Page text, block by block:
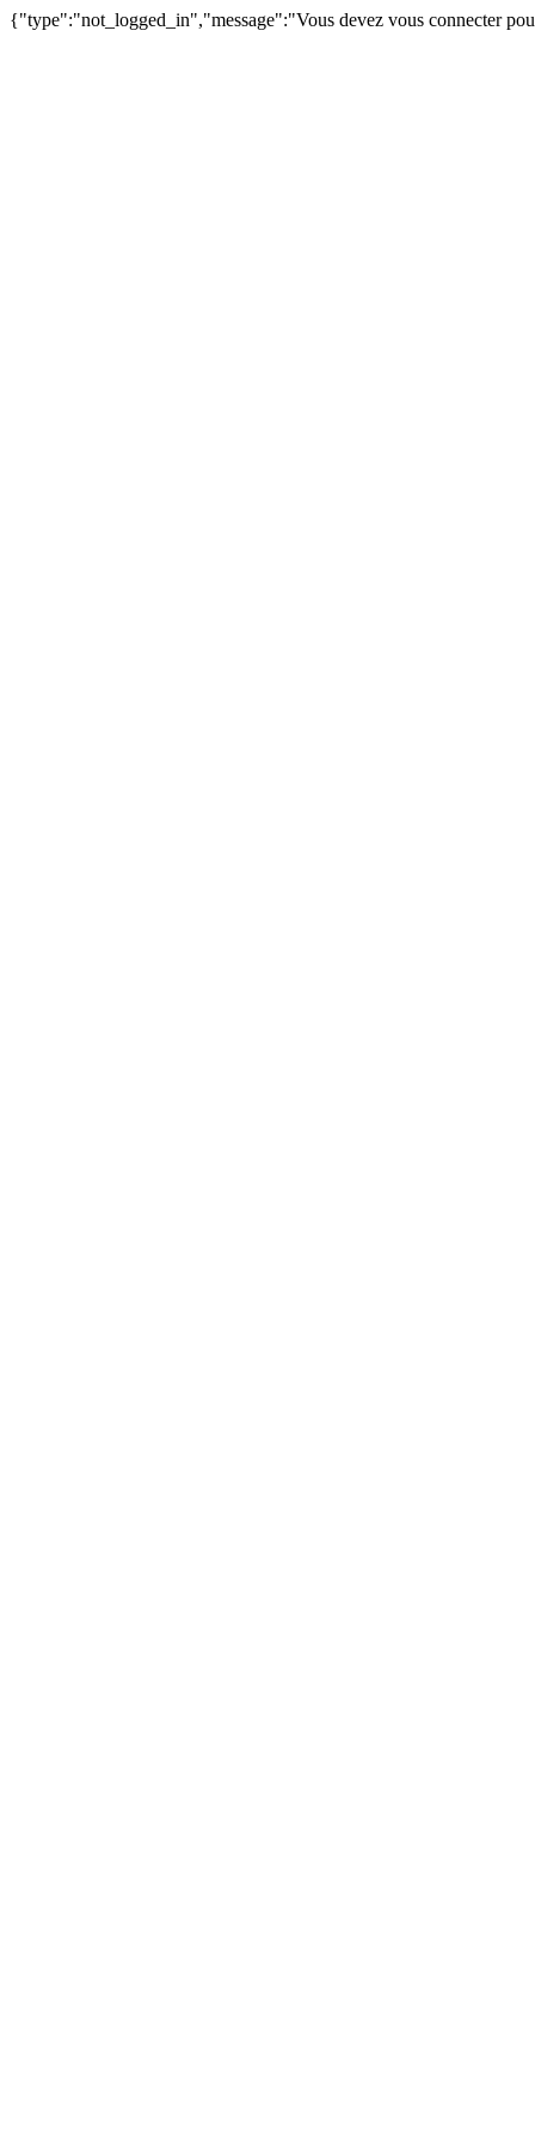
{"type":"not_logged_in","message":"Vous devez vous connecter